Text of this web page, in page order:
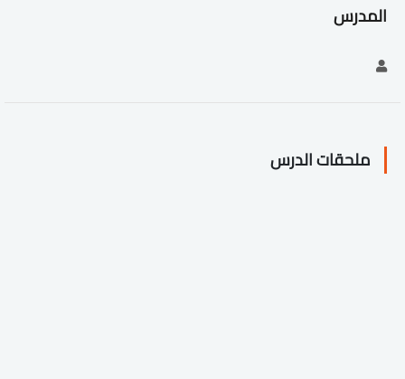
المدرس
ملحقات الدرس